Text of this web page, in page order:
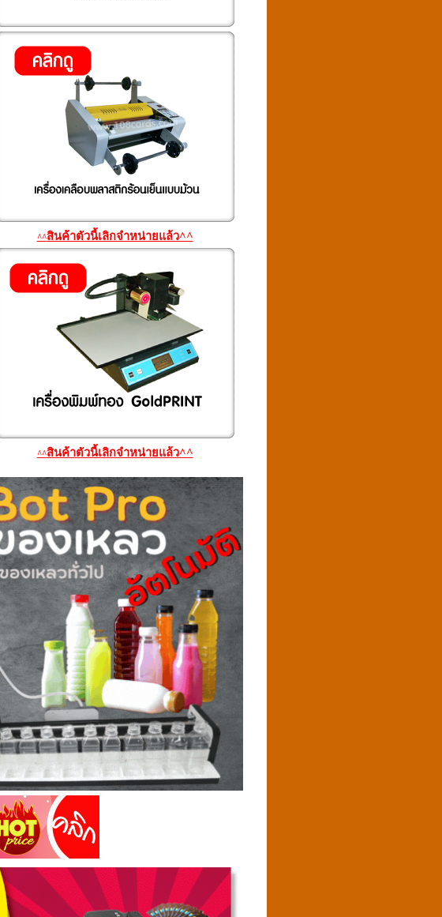
^^สินค้าตัวนี้เลิกจำหน่ายแล้ว^^
^^สินค้าตัวนี้เลิกจำหน่ายแล้ว^^